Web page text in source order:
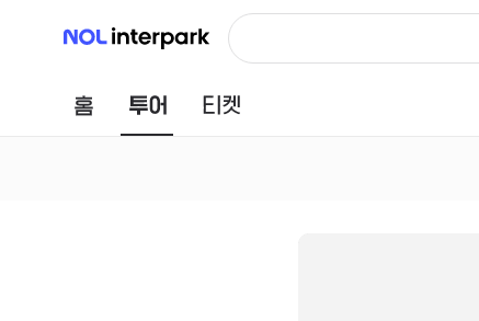
NOL 인터파크
홈 투어